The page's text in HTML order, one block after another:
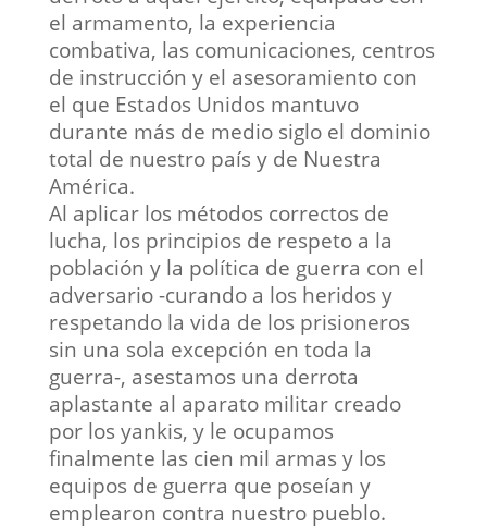
el armamento, la experiencia
combativa, las comunicaciones, centros
de instrucción y el asesoramiento con
el que Estados Unidos mantuvo
durante más de medio siglo el dominio
total de nuestro país y de Nuestra
América.
Al aplicar los métodos correctos de
lucha, los principios de respeto a la
población y la política de guerra con el
adversario -curando a los heridos y
respetando la vida de los prisioneros
sin una sola excepción en toda la
guerra-, asestamos una derrota
aplastante al aparato militar creado
por los yankis, y le ocupamos
finalmente las cien mil armas y los
equipos de guerra que poseían y
emplearon contra nuestro pueblo.